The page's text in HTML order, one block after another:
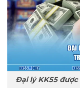
Đại lý KK55 được